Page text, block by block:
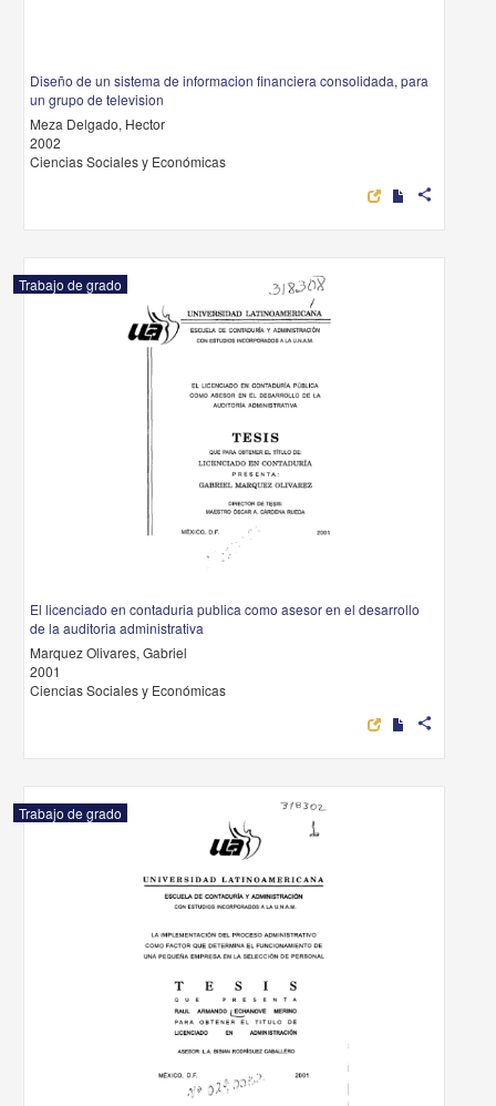
Diseño de un sistema de informacion financiera consolidada, para
un grupo de television
Meza Delgado, Hector
2002
Ciencias Sociales y Económicas
share
Trabajo de grado
El licenciado en contaduria publica como asesor en el desarrollo
de la auditoria administrativa
Marquez Olivares, Gabriel
2001
Ciencias Sociales y Económicas
share
Trabajo de grado